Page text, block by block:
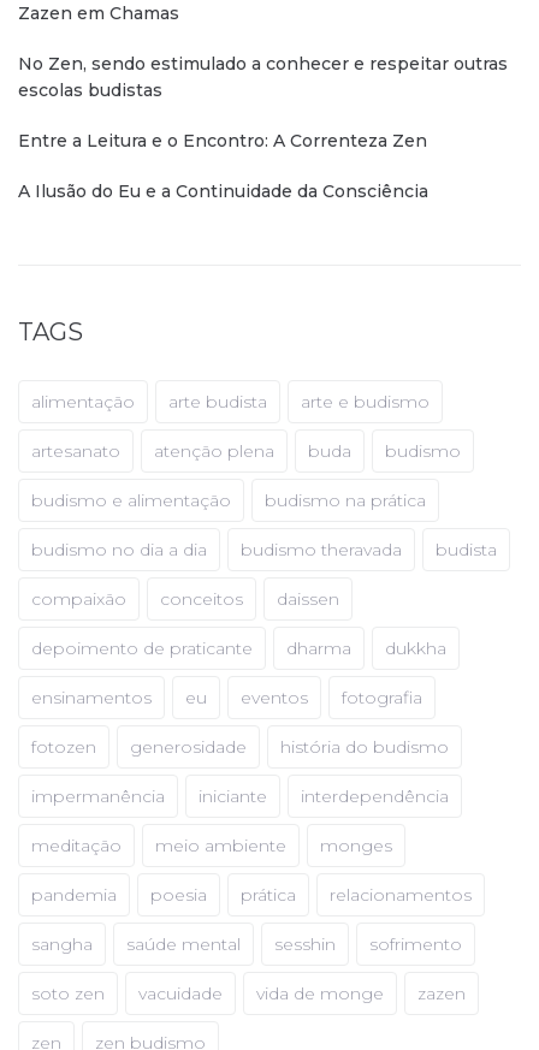
Zazen em Chamas
No Zen, sendo estimulado a conhecer e respeitar outras
escolas budistas
Entre a Leitura e o Encontro: A Correnteza Zen
A Ilusão do Eu e a Continuidade da Consciência
TAGS
alimentação arte budista arte e budismo
artesanato atenção plena buda budismo
budismo e alimentação budismo na prática
budismo no dia a dia budismo theravada budista
compaixão conceitos daissen
depoimento de praticante dharma dukkha
ensinamentos eu eventos fotografia
fotozen generosidade história do budismo
impermanência iniciante interdependência
meditação meio ambiente monges
pandemia poesia prática relacionamentos
sangha saúde mental sesshin sofrimento
soto zen vacuidade vida de monge zazen
zen zen budismo